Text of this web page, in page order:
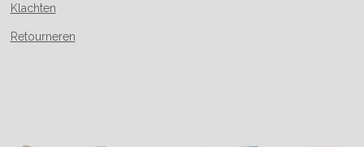
Klachten
Retourneren